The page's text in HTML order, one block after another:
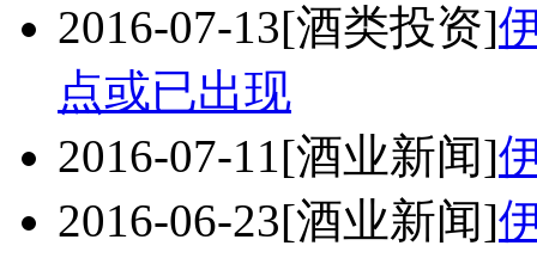
2016-07-13[酒类投资]
点或已出现
2016-07-11[酒业新闻]
2016-06-23[酒业新闻]